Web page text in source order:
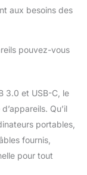
aux besoins des
pouvez-vous
3.0 et USB-C, le
Qu’il
portables,
fournis,
pour tout